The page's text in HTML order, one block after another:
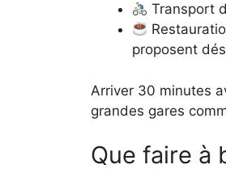
Transport
proposent
Arriver 30 minutes
grandes gares
Que faire à